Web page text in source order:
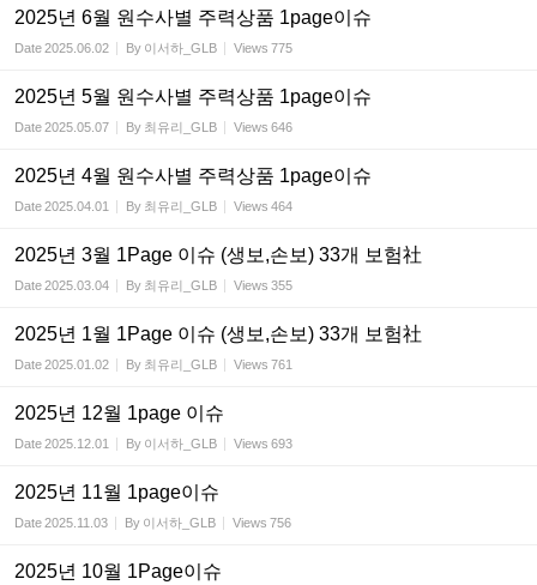
2025년 6월 원수사별 주력상품 1page이슈
Date2025.06.02 By 이서하_GLB Views 775
2025년 5월 원수사별 주력상품 1page이슈
Date2025.05.07 By 최유리_GLB Views 646
2025년 4월 원수사별 주력상품 1page이슈
Date2025.04.01 By 최유리_GLB Views 464
2025년 3월 1Page 이슈 (생보,손보) 33개 보험社
Date2025.03.04 By 최유리_GLB Views 355
2025년 1월 1Page 이슈 (생보,손보) 33개 보험社
Date2025.01.02 By 최유리_GLB Views 761
2025년 12월 1page 이슈
Date2025.12.01 By 이서하_GLB Views 693
2025년 11월 1page이슈
Date2025.11.03 By 이서하_GLB Views 756
2025년 10월 1Page이슈